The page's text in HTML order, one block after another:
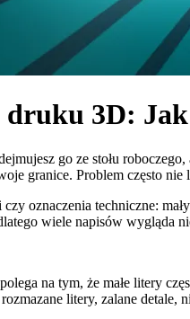
druku 3D:
go ze stołu
granice. Problem często
oznaczenia techniczne:
wiele napisów wygląda
na tym, że małe litery
litery, zalane detale,